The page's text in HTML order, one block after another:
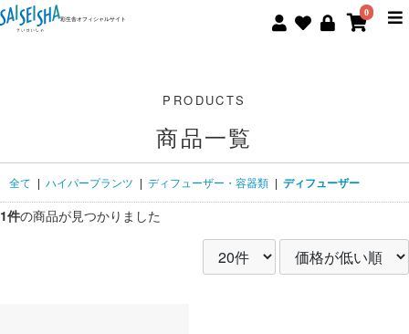
彩生舎オフィシャルサイト
0
商品一覧
全て | ハイパープランツ | ディフューザー・容器類 | ディフューザー
1件の商品が見つかりました